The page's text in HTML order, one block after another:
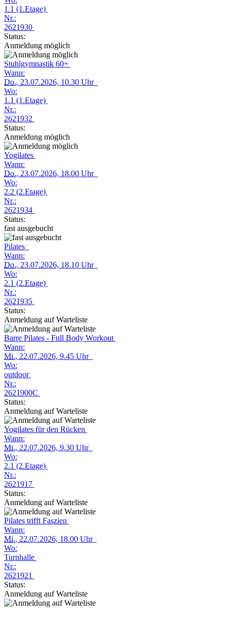
1.1 (1.Etage)
Nr.:
2621930
Status:
Anmeldung möglich
Stuhlgymnastik 60+
Wann:
Do., 23.07.2026, 10.30 Uhr
Wo:
1.1 (1.Etage)
Nr.:
2621932
Status:
Anmeldung möglich
Yogilates
Wann:
Do., 23.07.2026, 18.00 Uhr
Wo:
2.2 (2.Etage)
Nr.:
2621934
Status:
fast ausgebucht
Pilates
Wann:
Do., 23.07.2026, 18.10 Uhr
Wo:
2.1 (2.Etage)
Nr.:
2621935
Status:
Anmeldung auf Warteliste
Barre Pilates - Full Body Workout
Wann:
Mi., 22.07.2026, 9.45 Uhr
Wo:
outdoor
Nr.:
2621900C
Status:
Anmeldung auf Warteliste
Yogilates für den Rücken
Wann:
Mi., 22.07.2026, 9.30 Uhr
Wo:
2.1 (2.Etage)
Nr.:
2621917
Status:
Anmeldung auf Warteliste
Pilates trifft Faszien
Wann:
Mi., 22.07.2026, 18.00 Uhr
Wo:
Turnhalle
Nr.:
2621921
Status:
Anmeldung auf Warteliste